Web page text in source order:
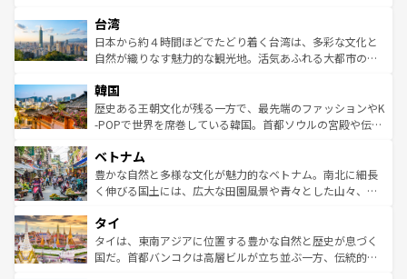
情報は
人々、おいしいローカルフードやハワイアンミュージッ
ク、伝統的なフラダンスなど、すべてがハワイの魅力を彩
っている。訪れるたびに新しい発見と感動が待っているハ
はコンテンツ一覧
リアリーフや大陸中央部にそびえるウルル（エアーズロッ
ク）、タスマニアの美しい原生林やケアンズの熱帯雨林な
ど、見どころがたくさん。また、カフェやワイン、オージ
いる。アクティビティも充実しており、サーフィンやダイ
ビング、ハイキングなど、アウトドア好きにはたまらな
い。オーストラリアの多彩な魅力を存分に味わいつくそ
参照してほしい。
台湾
日本から約４時間ほどでたどり着く台湾は、多彩な文化と
自然が織りなす魅力的な観光地。活気あふれる大都市の台
ン）、静ひつな山岳地帯である台湾東部など、都市の喧騒
と山間の静けさが共存しており、訪れる人に新しい発見と
驚きをもたらしてくれる。また、奥深い台湾の食文化も魅
容にもいいと評判のスイーツなど、バラエティ豊かな料理
が味わえる。 なお、新着の台湾情報は コンテンツ一覧を参
照してほしい。
韓国
歴史ある王朝文化が残る一方で、最先端のファッションやK
-POPで世界を席巻している韓国。首都ソウルの宮殿や伝統
き、地方に足を延ばせば四季折々の自然美を楽しむことが
できる。そして、キムチや焼肉、絶品のストリートフード
まで、さまざまな韓国料理が待っている。夜には、韓国な
リティに包まれながら、韓国の多彩な魅力を心ゆくまで味
わってみてほしい。 なお、新着の韓国情報はコンテンツ一
覧を参照してほしい。
ベトナム
豊かな自然と多様な文化が魅力的なベトナム。南北に細長
く伸びる国土には、広大な田園風景や青々とした山々、世
急速な発展と共に伝統が息づく。ハノイの古い町並みやホ
ーチミン市のフランス統治時代の建物も、独特の雰囲気を
醸し出している。また、バラエティの豊かさとおいしさで
タイ
タイは、東南アジアに位置する豊かな自然と歴史が息づく
国だ。首都バンコクは高層ビルが立ち並ぶ一方、伝統的な